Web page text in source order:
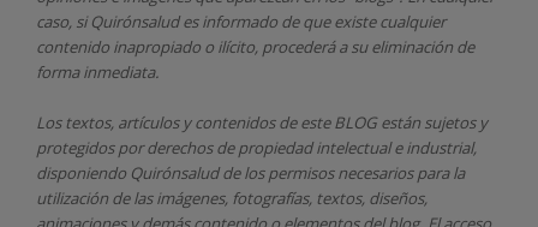
caso, si Quirónsaludes informado de que existe cualquier
contenido inapropiado o ilícito, procederá a su eliminación de
forma inmediata.
Los textos, artículos y contenidos de este BLOG están sujetos y
protegidos por derechos de propiedad intelectual e industrial,
disponiendo Quirónsaludde los permisos necesarios para la
utilización de las imágenes, fotografías, textos, diseños,